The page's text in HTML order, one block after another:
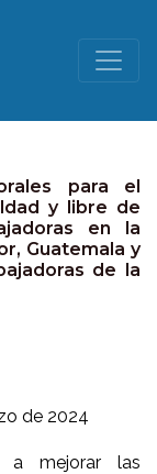
para el
y libre de
en la
Guatemala y
de la
de 2024
a mejorar las